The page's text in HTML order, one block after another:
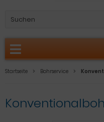
Startseite Bohrservice